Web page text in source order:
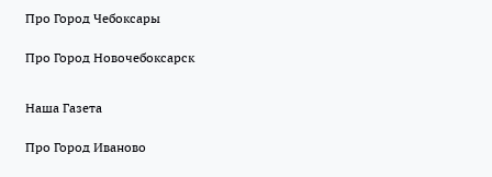
Про Город Чебоксары
Про Город Новочебоксарск
Наша Газета
Про Город Иваново